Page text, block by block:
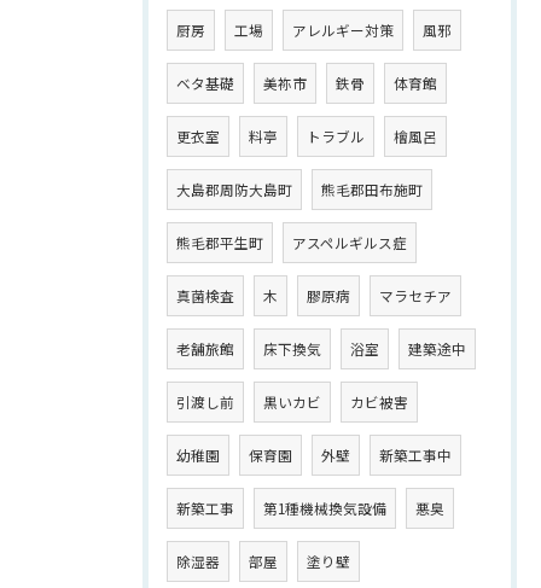
厨房 工場 アレルギー対策 風邪
ベタ基礎 美祢市 鉄骨 体育館
更衣室 料亭 トラブル 檜風呂
大島郡周防大島町 熊毛郡田布施町
熊毛郡平生町 アスペルギルス症
真菌検査 木 膠原病 マラセチア
老舗旅館 床下換気 浴室 建築途中
引渡し前 黒いカビ カビ被害
幼稚園 保育園 外壁 新築工事中
新築工事 第1種機械換気設備 悪臭
除湿器 部屋 塗り壁